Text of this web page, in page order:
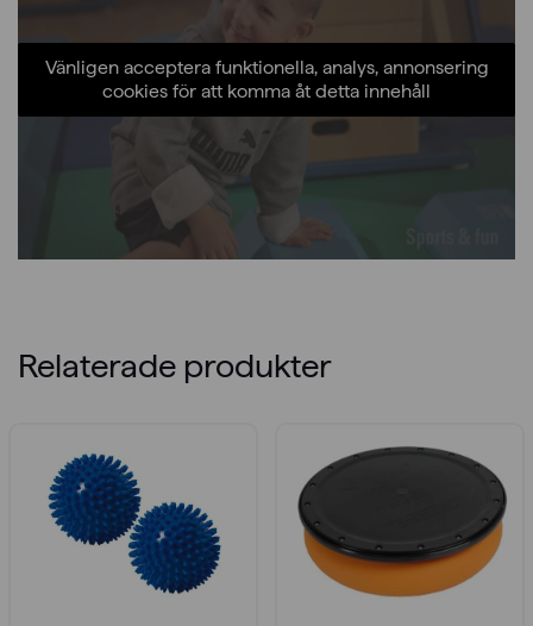
Vänligen acceptera funktionella, analys, annonsering
cookies för att komma åt detta innehåll
Relaterade produkter